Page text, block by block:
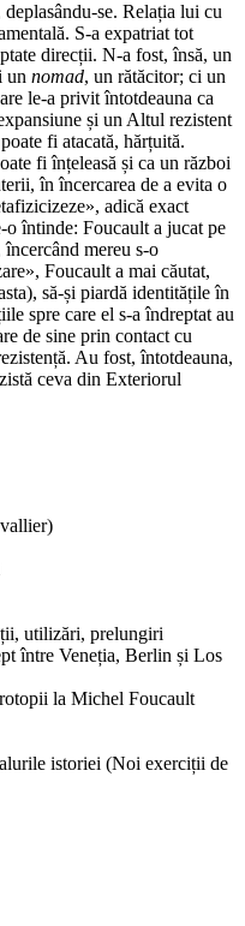
Relația lui cu
S‑a expatriat tot
direcții. N‑a fost, însă, un
un nomad, un rătăcitor; ci un
le‑a privit întotdeauna ca
și un Altul rezistent
fi atacată, hărțuită.
fi înțeleasă și ca un război
în încercarea de a evita o
adică exact
întinde: Foucault a jucat pe
mereu s‑o
Foucault a mai căutat,
să‑și piardă identitățile în
spre care el s‑a îndreptat au
de sine prin contact cu
Au fost, întotdeauna,
ceva din Exteriorul
utilizări, prelungiri
între Veneția, Berlin și Los
la Michel Foucault
istoriei (Noi exerciții de